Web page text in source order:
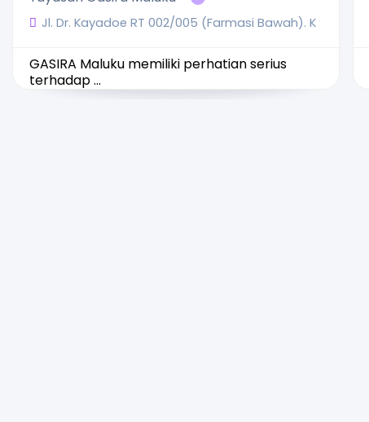
Jl. Dr. Kayadoe RT 002/005 (Farmasi Bawah). K
GASIRA Maluku memiliki perhatian serius
terhadap ...